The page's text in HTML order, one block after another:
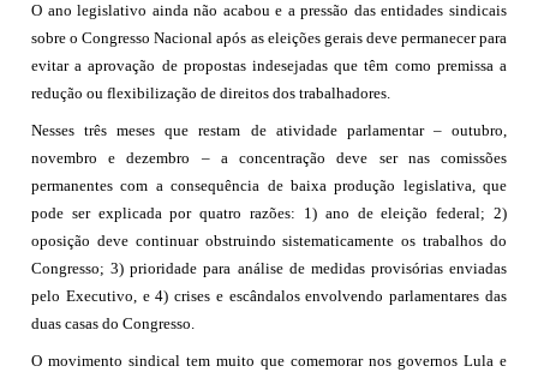
O ano legislativo ainda não acabou e a pressão das entidades sindicais
sobre o Congresso Nacional após as eleições gerais deve permanecer para
evitar a aprovação de propostas indesejadas que têm como premissa a
redução ou flexibilização de direitos dos trabalhadores.
Nesses três meses que restam de atividade parlamentar – outubro,
novembro e dezembro – a concentração deve ser nas comissões
permanentes com a consequência de baixa produção legislativa, que
pode ser explicada por quatro razões: 1) ano de eleição federal; 2)
oposição deve continuar obstruindo sistematicamente os trabalhos do
Congresso; 3) prioridade para análise de medidas provisórias enviadas
pelo Executivo, e 4) crises e escândalos envolvendo parlamentares das
duas casas do Congresso.
O movimento sindical tem muito que comemorar nos governos Lula e